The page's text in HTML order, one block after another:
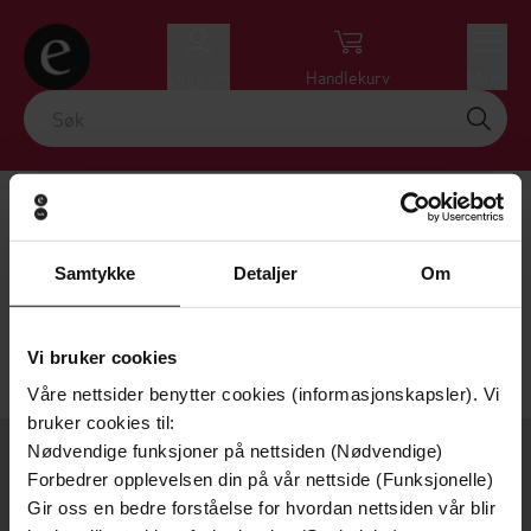
Samtykke Detaljer Om
Vi bruker cookies
Våre nettsider benytter cookies (informasjonskapsler). Vi
bruker cookies til:
Nødvendige funksjoner på nettsiden (Nødvendige)
Forbedrer opplevelsen din på vår nettside (Funksjonelle)
Gir oss en bedre forståelse for hvordan nettsiden vår blir
Handlekurv
Martin Røes Få varsel ved ny bok av forfatteren
Beklager! Vi kunne ikke finne det du søkte etter.
OM OSS
Om Ebok.no